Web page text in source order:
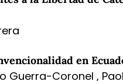
en
Guerra-Coronel ,